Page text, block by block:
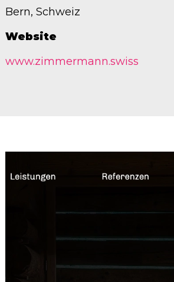
Bern, Schweiz
Website
www.zimmermann.swiss